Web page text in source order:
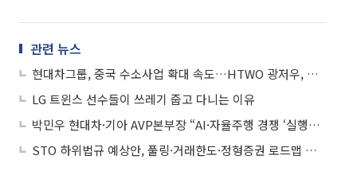
관련 뉴스
현대차그룹, 중국 수소사업 확대 속도…HTWO 광저우, 수소산업 포럼 참가
LG 트윈스 선수들이 쓰레기 줍고 다니는 이유
박민우 현대차·기아 AVP본부장 “AI·자율주행 경쟁 ‘실행력’이 좌우”
STO 하위법규 예상안, 풀링·거래한도·정형증권 로드맵 제시